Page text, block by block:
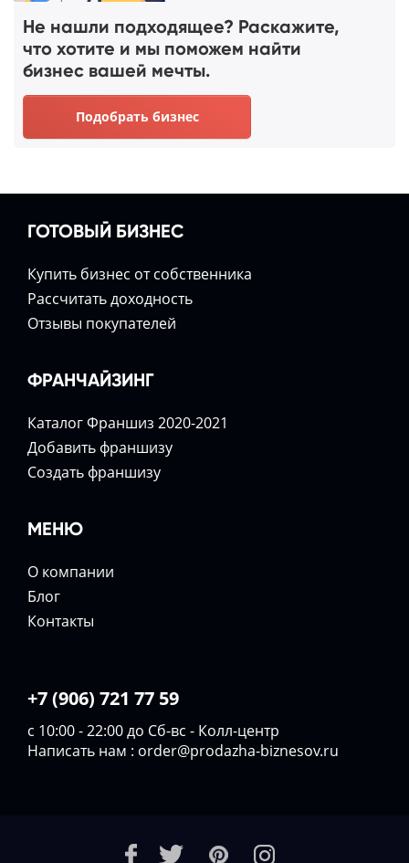
Не нашли подходящее? Раскажите,
что хотите и мы поможем найти
бизнес вашей мечты.
Подобрать бизнес
ГОТОВЫЙ БИЗНЕС
Купить бизнес от собственника
Расcчитать доходность
Отзывы покупателей
ФРАНЧАЙЗИНГ
Каталог Франшиз 2020-2021
Добавить франшизу
Создать франшизу
МЕНЮ
О компании
Блог
Контакты
+7 (906) 721 77 59
с 10:00 - 22:00 до Сб-вс - Колл-центр
Написать нам : order@prodazha-biznesov.ru